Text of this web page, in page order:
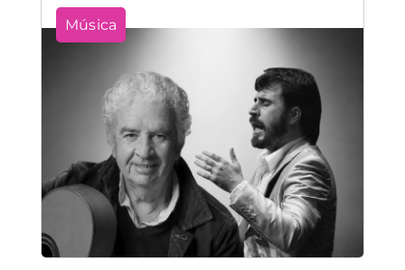
Música